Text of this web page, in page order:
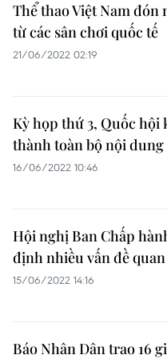
Thể thao Việt Nam đón
từ các sân chơi quốc tế
21/06/2022 02:19
Kỳ họp thứ 3, Quốc hội
thành toàn bộ nội dung
16/06/2022 10:46
Hội nghị Ban Chấp
định nhiều vấn đề
15/06/2022 14:16
Báo Nhân Dân trao 16